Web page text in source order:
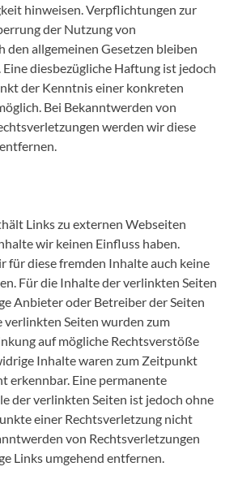
hinweisen. Verpflichtungen zur
der Nutzung von
den allgemeinen Gesetzen bleiben
diesbezügliche Haftung ist jedoch
der Kenntnis einer konkreten
Bei Bekanntwerden von
werden wir diese
Links zu externen Webseiten
wir keinen Einfluss haben.
für diese fremden Inhalte auch keine
Für die Inhalte der verlinkten Seiten
Anbieter oder Betreiber der Seiten
Seiten wurden zum
auf mögliche Rechtsverstöße
Inhalte waren zum Zeitpunkt
erkennbar. Eine permanente
der verlinkten Seiten ist jedoch ohne
einer Rechtsverletzung nicht
von Rechtsverletzungen
Links umgehend entfernen.